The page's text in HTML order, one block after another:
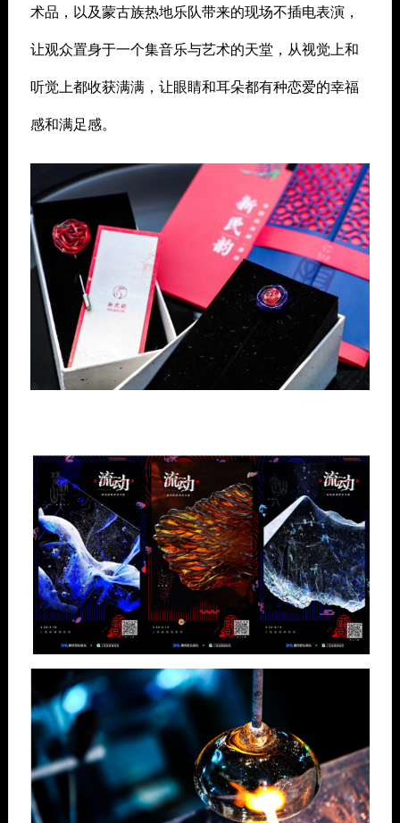
术品，以及蒙古族热地乐队带来的现场不插电表演，
让观众置身于一个集音乐与艺术的天堂，从视觉上和
听觉上都收获满满，让眼睛和耳朵都有种恋爱的幸福
感和满足感。